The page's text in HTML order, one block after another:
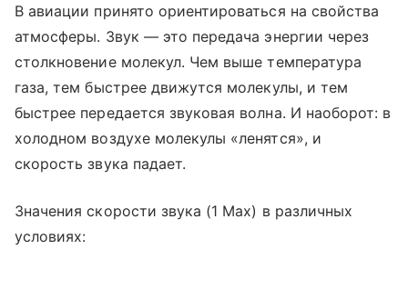
В авиации принято ориентироваться на свойства
атмосферы. Звук — это передача энергии через
столкновение молекул. Чем выше температура
газа, тем быстрее движутся молекулы, и тем
быстрее передается звуковая волна. И наоборот: в
холодном воздухе молекулы «ленятся», и
скорость звука падает.
Значения скорости звука (1 Мах) в различных
условиях: